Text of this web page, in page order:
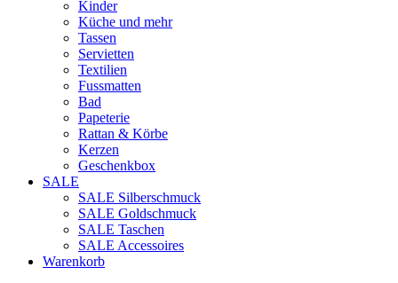
Kinder
Küche und mehr
Tassen
Servietten
Textilien
Fussmatten
Bad
Papeterie
Rattan & Körbe
Kerzen
Geschenkbox
SALE
SALE Silberschmuck
SALE Goldschmuck
SALE Taschen
SALE Accessoires
Warenkorb